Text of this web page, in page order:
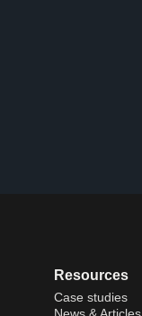
Resources
Case studies
News & Articles